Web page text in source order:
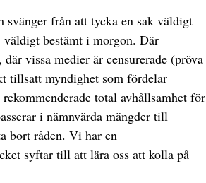
från att tycka en sak väldigt
bestämt i morgon. Där
vissa medier är censurerade (pröva
tillsatt myndighet som fördelar
total avhållsamhet för
i nämnvärda mängder till
bort råden. Vi har en
syftar till att lära oss att kolla på